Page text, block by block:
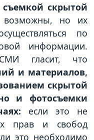
съемкой скрытой
возможны, но их
по
информации.
гласит, что
и материалов,
скрытой
и фотосъемки
если это не
прав и свобод
это необходимо